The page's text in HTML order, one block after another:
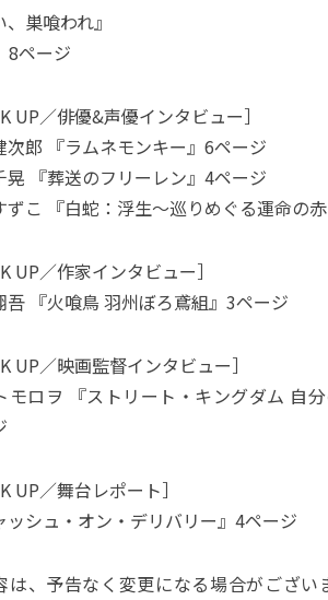
、巣喰われ』
ページ
UP／俳優&声優インタビュー］
次郎 『ラムネモンキー』6ページ
晃 『葬送のフリーレン』4ページ
ずこ 『白蛇：浮生～巡りめぐる運命の
UP／作家インタビュー］
吾 『火喰鳥 羽州ぼろ鳶組』3ページ
UP／映画監督インタビュー］
モロヲ 『ストリート・キングダム 自
UP／舞台レポート］
ッシュ・オン・デリバリー』4ページ
、予告なく変更になる場合がござい